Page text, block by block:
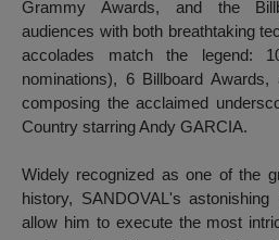
Grammy Awards, and the
audiences with both breathtaking
accolades match the legend:
nominations), 6 Billboard
composing the acclaimed
Country starring Andy GARCIA.
Widely recognized as one of the
history, SANDOVAL's
allow him to execute the most